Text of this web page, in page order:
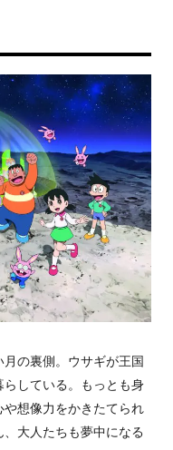
の裏側。ウサギが王国
している。もっとも身
想像力をかきたてられ
大人たちも夢中になる